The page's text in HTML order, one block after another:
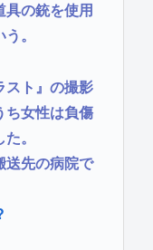
具の銃を使用
。
ト』の撮影
ち女性は負傷
。
送先の病院で